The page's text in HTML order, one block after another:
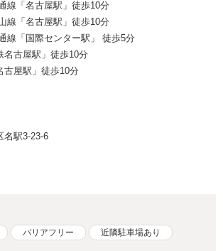
線「名古屋駅」徒歩10分
線「名古屋駅」徒歩10分
線「国際センター駅」 徒歩5分
名古屋駅」徒歩10分
古屋駅」徒歩10分
名駅3-23-6
バリアフリー
近隣駐車場あり